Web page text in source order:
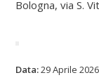
Bologna, via S.
lieta di
Data:29 Aprile 2026